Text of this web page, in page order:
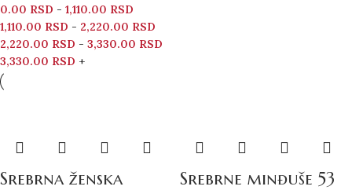
0.00 RSD - 1,110.00 RSD
1,110.00 RSD - 2,220.00 RSD
2,220.00 RSD - 3,330.00 RSD
3,330.00 RSD +
Srebrna ženska
Srebrne minđuše 53